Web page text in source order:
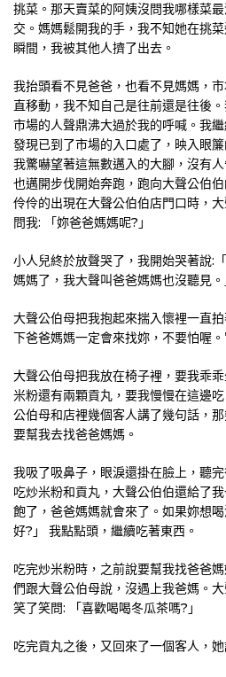
挑菜。那天賣菜的阿姨沒問我哪樣菜
交。媽媽鬆開我的手，我不知她在挑
瞬間，我被其他人擠了出去。
我抬頭看不見爸爸，也看不見媽媽，
直移動，我不知自己是往前還是往後
市場的人聲鼎沸大過於我的呼喊。我
發現已到了市場的入口處了，映入眼
我驚嚇望著這無數邁入的大腳，沒有
也邁開步伐開始奔跑，跑向大聲公伯
伶伶的出現在大聲公伯伯店門口時，
問我: 「妳爸爸媽媽呢?」
小人兒終於放聲哭了，我開始哭著說:
媽媽了，我大聲叫爸爸媽媽也沒聽見。
大聲公伯母把我抱起來揣入懷裡一直
下爸爸媽媽一定會來找妳，不要怕喔。
大聲公伯母把我放在椅子裡，要我乖
米粉還有兩顆貢丸，要我慢慢在這邊
公伯母和店裡幾個客人講了幾句話，
要幫我去找爸爸媽媽。
我吸了吸鼻子，眼淚還掛在臉上，聽
吃炒米粉和貢丸，大聲公伯伯還給了
飽了，爸爸媽媽就會來了。如果妳想
好?」 我點點頭，繼續吃著東西。
吃完炒米粉時，之前說要幫我找爸爸
們跟大聲公伯母說，沒遇上我爸媽。
笑了笑問: 「喜歡喝喝冬瓜茶嗎?」
吃完貢丸之後，又回來了一個客人，